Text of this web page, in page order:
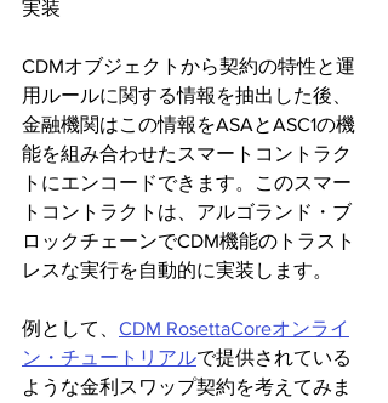
実装
CDMオブジェクトから契約の特性と運
用ルールに関する情報を抽出した後、
金融機関はこの情報をASAとASC1の機
能を組み合わせたスマートコントラク
トにエンコードできます。このスマー
トコントラクトは、アルゴランド・ブ
ロックチェーンでCDM機能のトラスト
レスな実行を自動的に実装します。
例として、 CDM RosettaCoreオンライ
ン・チュートリアルで提供されている
ような金利スワップ契約を考えてみま